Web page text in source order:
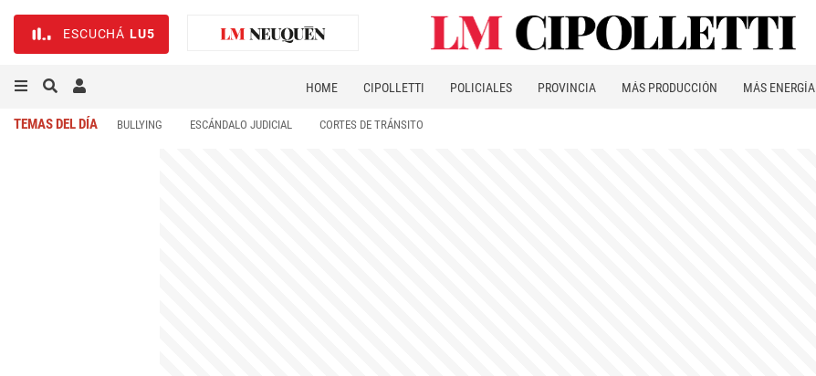
ESCUCHÁ LU5
HOME CIPOLLETTI POLICIALES PROVINCIA MÁS PRODUCCIÓN MÁS ENERGÍA
TEMAS DEL DÍA BULLYING ESCÁNDALO JUDICIAL CORTES DE TRÁNSITO